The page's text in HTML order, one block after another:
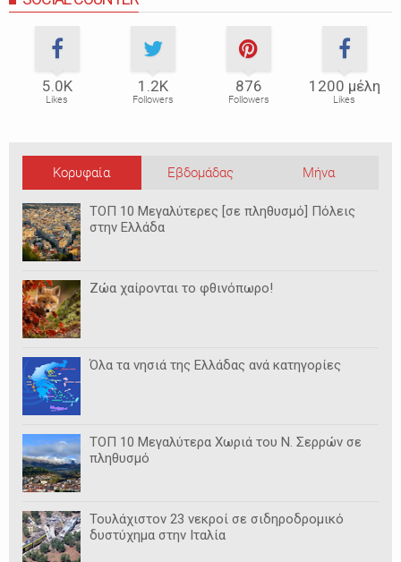
5.0Κ
Likes
1.2Κ
Followers
876
Followers
1200 μέλη
Likes
Κορυφαία Εβδομάδας Μήνα
ΤΟΠ 10 Μεγαλύτερες [σε πληθυσμό] Πόλεις
στην Ελλάδα
Ζώα χαίρονται το φθινόπωρο!
Όλα τα νησιά της Ελλάδας ανά κατηγορίες
ΤΟΠ 10 Μεγαλύτερα Χωριά του Ν. Σερρών σε
πληθυσμό
Τουλάχιστον 23 νεκροί σε σιδηροδρομικό
δυστύχημα στην Ιταλία